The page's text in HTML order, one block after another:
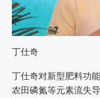
丁仕奇
丁仕奇对新型肥料功
农田磷氮等元素流失